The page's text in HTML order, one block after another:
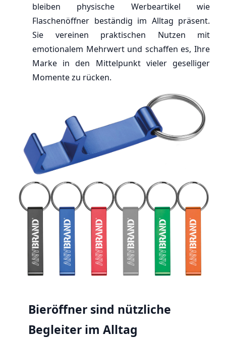
bleiben physische Werbeartikel wie
Flaschenöffner beständig im Alltag präsent.
Sie vereinen praktischen Nutzen mit
emotionalem Mehrwert und schaffen es, Ihre
Marke in den Mittelpunkt vieler geselliger
Momente zu rücken.
Bieröffner sind nützliche
Begleiter im Alltag